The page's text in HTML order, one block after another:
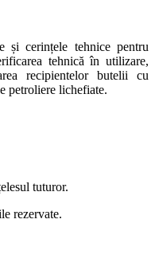
și cerințele tehnice pentru
tehnică în utilizare,
recipientelor butelii cu
petroliere lichefiate.
tuturor.
rezervate.